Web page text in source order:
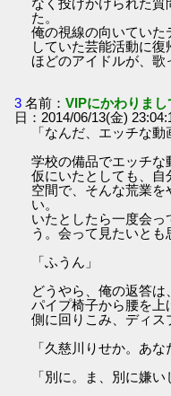
なく投げかけられた質
た。
俺の視線の向いていた
していた芸能活動に
ほどのアイドルが、歌
3 名前：VIPにかわりま
日：2014/06/13(金)
「なんだ、エッチな
学校の備品でエッチな
仮にいたとしても、
空間で、そんな荒業
い。
いたとしたら一度会
う。会って見たいとも
「ふうん」
どうやら、俺の返答は
パイプ椅子から腰を上
側に回りこみ、ディス
「久慈川りせか。あ
「別に。ま、別に嫌